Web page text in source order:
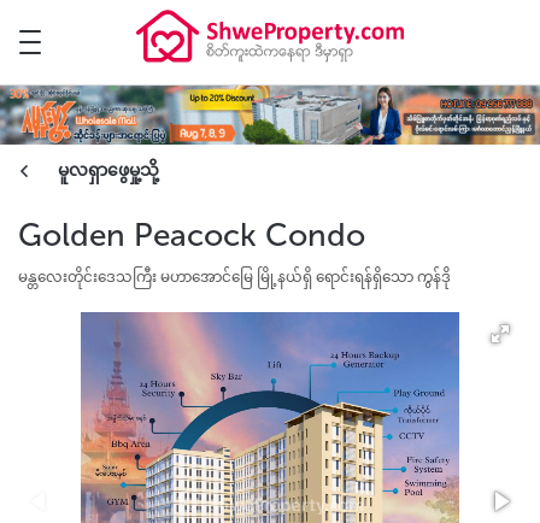
Golden Peacock Condo
မန္တလေးတိုင်းဒေသကြီး မဟာအောင်မြေ မြို့နယ်ရှိ ရောင်းရန်ရှိသော ကွန်ဒို
မူလရှာဖွေမှု့သို့